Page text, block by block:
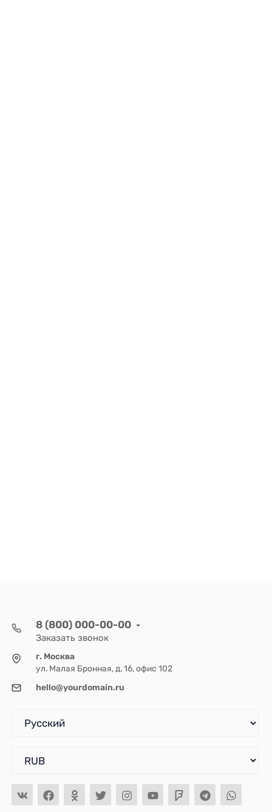
8 (800) 000-00-00
Заказать звонок
г. Москва
ул. Малая Бронная, д. 16, офис 102
hello@yourdomain.ru